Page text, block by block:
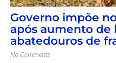
Governo impõe
após aumento de
abatedouros de
No Comments